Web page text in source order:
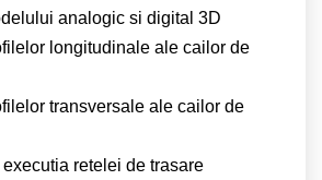
analogic si digital 3D
longitudinale ale cailor de
transversale ale cailor de
retelei de trasare